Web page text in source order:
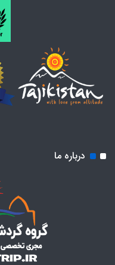
درباره ما